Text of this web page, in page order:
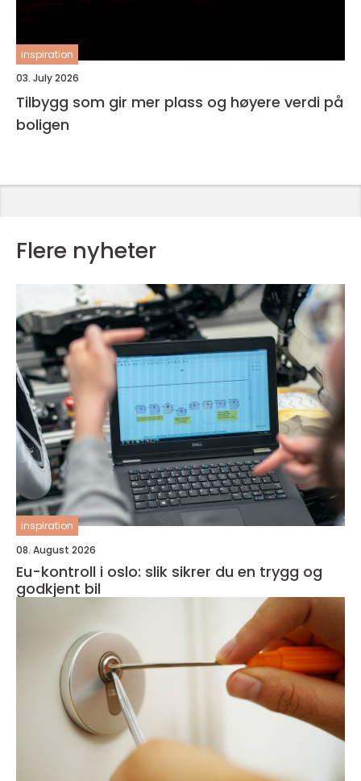
inspiration
03. July 2026
Tilbygg som gir mer plass og høyere verdi på
boligen
Flere nyheter
inspiration
08. August 2026
Eu-kontroll i oslo: slik sikrer du en trygg og
godkjent bil